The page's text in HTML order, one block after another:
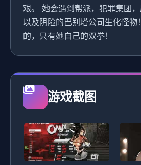
艰。 她会遇到帮派，犯罪集团
以及阴险的巴别塔公司生化怪物
的，只有她自己的双拳！
游戏截图